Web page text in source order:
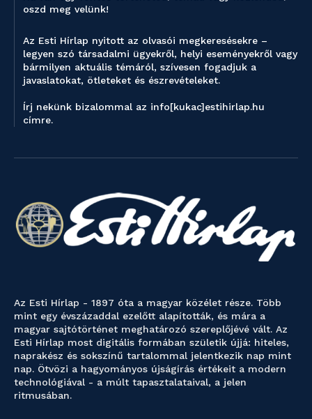
oszd meg velünk!
Az Esti Hírlap nyitott az olvasói megkeresésekre –
legyen szó társadalmi ügyekről, helyi eseményekről vagy
bármilyen aktuális témáról, szívesen fogadjuk a
javaslatokat, ötleteket és észrevételeket.
Írj nekünk bizalommal az info[kukac]estihirlap.hu
címre.
Az Esti Hírlap - 1897 óta a magyar közélet része. Több
mint egy évszázaddal ezelőtt alapították, és mára a
magyar sajtótörténet meghatározó szereplőjévé vált. Az
Esti Hírlap most digitális formában születik újjá: hiteles,
naprakész és sokszínű tartalommal jelentkezik nap mint
nap. Ötvözi a hagyományos újságírás értékeit a modern
technológiával - a múlt tapasztalataival, a jelen
ritmusában.